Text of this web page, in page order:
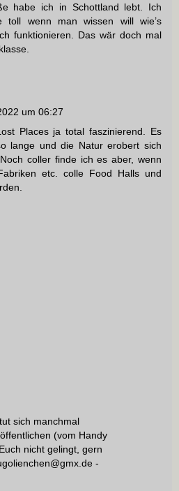
habe ich in Schottland lebt. Ich
toll wenn man wissen will wie’s
funktionieren. Das wär doch mal
um 06:27
Places ja total faszinierend. Es
lange und die Natur erobert sich
coller finde ich es aber, wenn
etc. colle Food Halls und
sich manchmal
(vom Handy
nicht gelingt, gern
-